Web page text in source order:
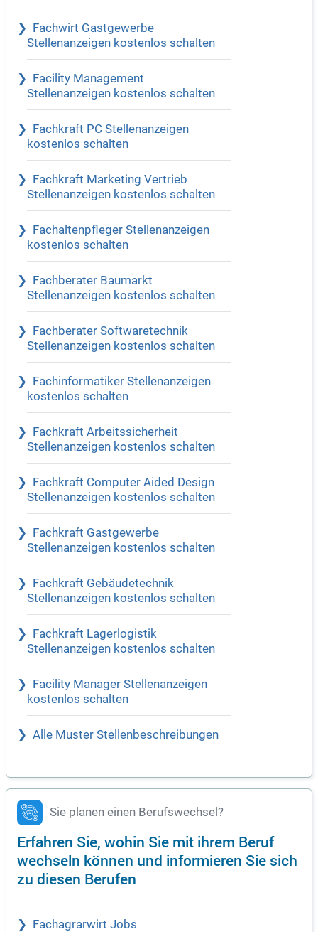
Fachwirt Gastgewerbe
Stellenanzeigen kostenlos schalten
Facility Management
Stellenanzeigen kostenlos schalten
Fachkraft PC Stellenanzeigen
kostenlos schalten
Fachkraft Marketing Vertrieb
Stellenanzeigen kostenlos schalten
Fachaltenpfleger Stellenanzeigen
kostenlos schalten
Fachberater Baumarkt
Stellenanzeigen kostenlos schalten
Fachberater Softwaretechnik
Stellenanzeigen kostenlos schalten
Fachinformatiker Stellenanzeigen
kostenlos schalten
Fachkraft Arbeitssicherheit
Stellenanzeigen kostenlos schalten
Fachkraft Computer Aided Design
Stellenanzeigen kostenlos schalten
Fachkraft Gastgewerbe
Stellenanzeigen kostenlos schalten
Fachkraft Gebäudetechnik
Stellenanzeigen kostenlos schalten
Fachkraft Lagerlogistik
Stellenanzeigen kostenlos schalten
Facility Manager Stellenanzeigen
kostenlos schalten
Alle Muster Stellenbeschreibungen
Sie planen einen Berufswechsel?
Erfahren Sie, wohin Sie mit ihrem Beruf
wechseln können und informieren Sie sich
zu diesen Berufen
Fachagrarwirt Jobs